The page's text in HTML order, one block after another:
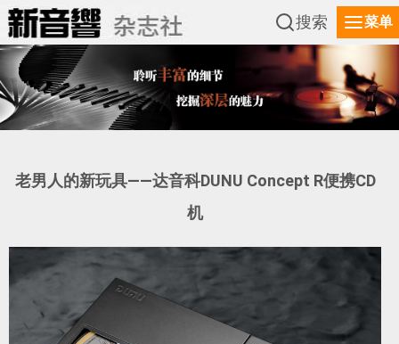
搜索 菜单
老男人的新玩具——达音科DUNU Concept R便携CD
机